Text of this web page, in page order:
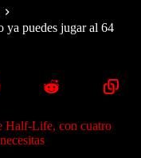
ya puedes jugar al 64
Half-Life, con cuatro